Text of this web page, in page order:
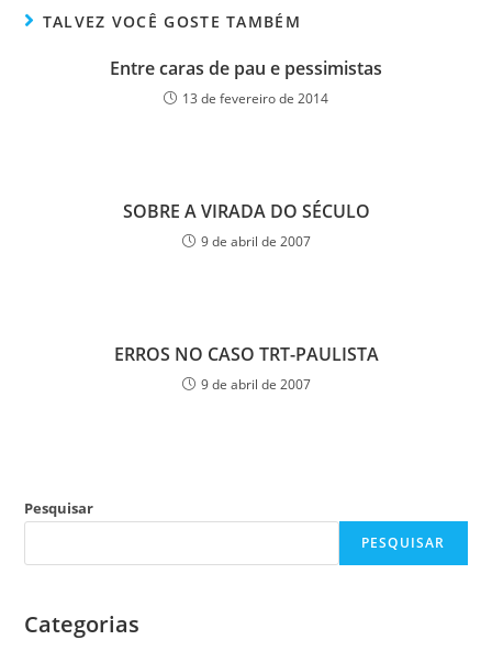
TALVEZ VOCÊ GOSTE TAMBÉM
Entre caras de pau e pessimistas
13 de fevereiro de 2014
SOBRE A VIRADA DO SÉCULO
9 de abril de 2007
ERROS NO CASO TRT-PAULISTA
9 de abril de 2007
Pesquisar
PESQUISAR
Categorias